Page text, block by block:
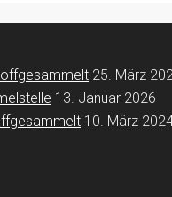
25. März
13. Januar 2026
10. März